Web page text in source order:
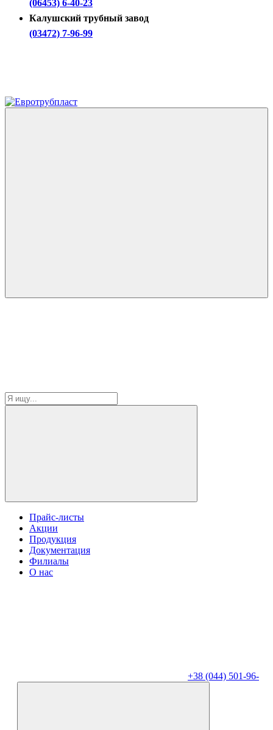
(06453) 6-40-23
Калушский трубный завод
(03472) 7-96-99
Прайс-листы
Акции
Продукция
Документация
Филиалы
О нас
+38 (044) 501-96-